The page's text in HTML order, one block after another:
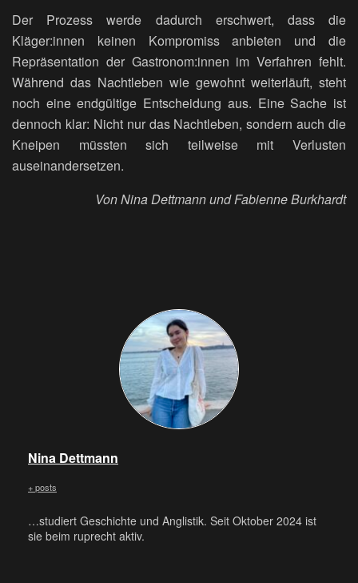
Der Prozess werde dadurch erschwert, dass die
Kläger:innen keinen Kompromiss anbieten und die
Repräsentation der Gastronom:innen im Verfahren fehlt.
Während das Nachtleben wie gewohnt weiterläuft, steht
noch eine endgültige Entscheidung aus. Eine Sache ist
dennoch klar: Nicht nur das Nachtleben, sondern auch die
Kneipen müssten sich teilweise mit Verlusten
auseinandersetzen.
Von Nina Dettmann und Fabienne Burkhardt
Nina Dettmann
+ posts
…studiert Geschichte und Anglistik. Seit Oktober 2024 ist
sie beim ruprecht aktiv.